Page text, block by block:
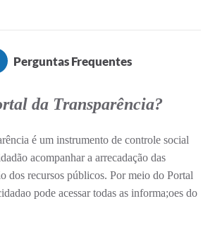
Perguntas Frequentes
da Transparência?
é um instrumento de controle social
acompanhar a arrecadação das
dos recursos públicos. Por meio do Portal
pode acessar todas as informa;oes do